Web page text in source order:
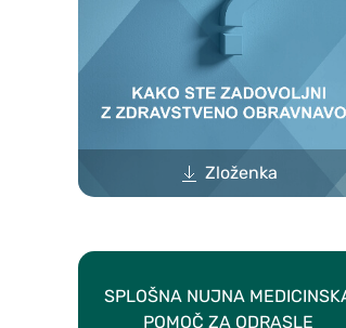
Zloženka
SPLOŠNA NUJNA
POMOČ ZA ODRASLE